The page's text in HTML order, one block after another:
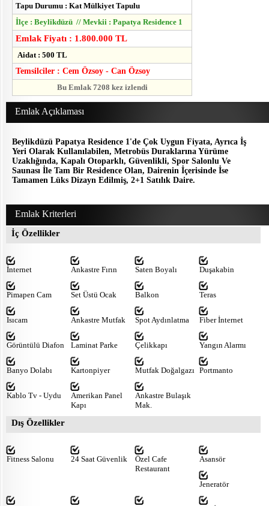
Tapu Durumu : Kat Mülkiyet Tapulu
İlçe : Beylikdüzü // Mevkii : Papatya Residence 1
Emlak Fiyatı : 1.800.000 TL
Aidat : 500 TL
Temsilciler : Cem Özsoy - Can Özsoy
Bu Emlak 7208 kez izlendi
Emlak Açıklaması
Beylikdüzü Papatya Residence 1'de Çok Uygun Fiyata, Ayrıca İş
Yeri Olarak Kullanılabilen, Metrobüs Duraklarına Yürüme
Uzaklığında, Kapalı Otoparklı, Güvenlikli, Spor Salonlu Ve
Saunası İle Tam Bir Residence Olan, Dairenin İçerisinde İse
Tamamen Lüks Dizayn Edilmiş, 2+1 Satılık Daire.
Emlak Kriterleri
İç Özellikler
İnternet Ankastre Fırın Saten Boyalı Duşakabin
Pimapen Cam Set Üstü Ocak Balkon Teras
Isıcam Ankastre Mutfak Spot Aydınlatma Fiber İnternet
Görüntülü Diafon Laminat Parke Çelikkapı Yangın Alarmı
Banyo Dolabı Kartonpiyer Mutfak Doğalgazı Portmanto
Kablo Tv - Uydu
Amerikan Panel
Kapı
Ankastre Bulaşık
Mak.
Dış Özellikler
Fitness Salonu 24 Saat Güvenlik
Özel Cafe
Restaurant
Asansör
Jeneratör